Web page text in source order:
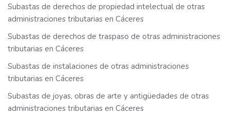
Subastas de derechos de propiedad intelectual de otras
administraciones tributarias en Cáceres
Subastas de derechos de traspaso de otras administraciones
tributarias en Cáceres
Subastas de instalaciones de otras administraciones
tributarias en Cáceres
Subastas de joyas, obras de arte y antigüedades de otras
administraciones tributarias en Cáceres